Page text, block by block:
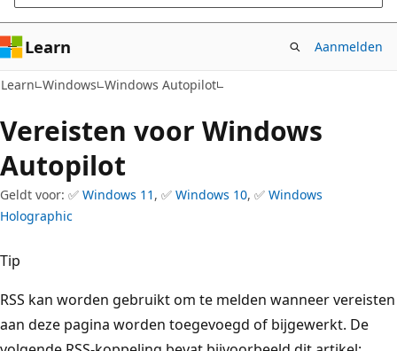
Learn Aanmelden
Learn Windows Windows Autopilot
Vereisten voor Windows
Autopilot
Geldt voor: ✅ Windows 11 , ✅ Windows 10, ✅ Windows
Holographic
Tip
RSS kan worden gebruikt om te melden wanneer vereisten
aan deze pagina worden toegevoegd of bijgewerkt. De